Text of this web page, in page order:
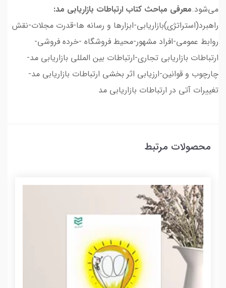
می‌شود.معرفی مباحث کتاب ارتباطات بازاریابی مد:
راهبرد(استراتژی)بازاریابی-ابزارها و رسانه ها-قدرت مجلات-نقش
روابط عمومی-افراد مشهور-محیط فروشگاه -خرده فروشی-
ارتباطات بازاریابی تجاری-ارتباطات بین المللی بازاریابی مد-
چارچوب و قوانین-ارزیابی اثر بخشی ارتباطات بازاریابی مد-
تغییرات آتی در ارتباطات بازاریابی مد
محصولات مرتبط